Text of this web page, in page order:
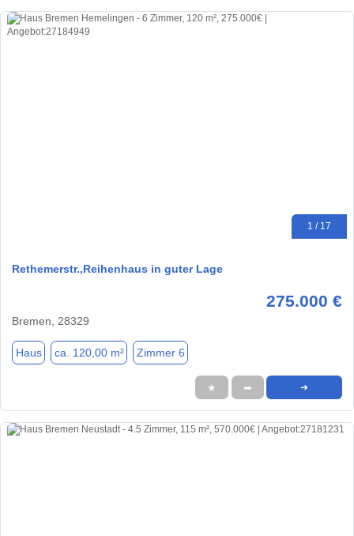
1 / 17
Rethemerstr.,Reihenhaus in guter Lage
275.000 €
Bremen, 28329
Haus ca. 120,00 m² Zimmer 6
★ ➦ ➜